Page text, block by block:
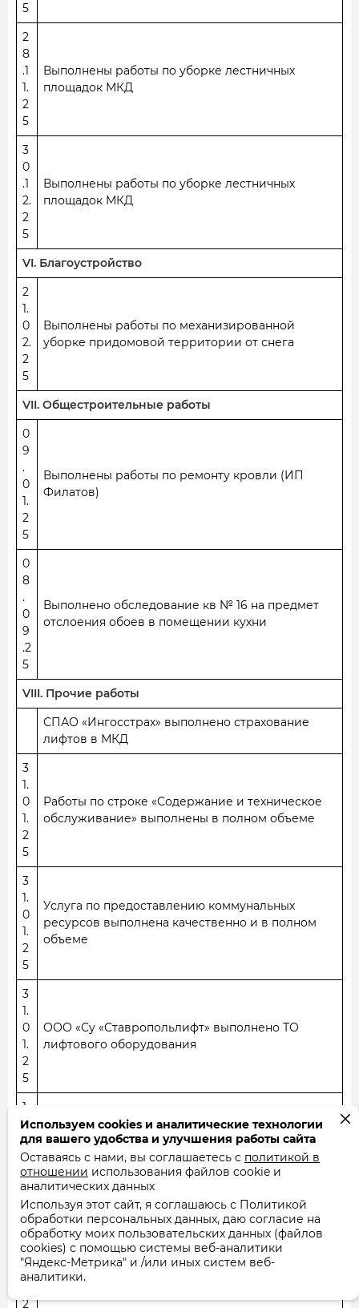
5
2
8
.1
1.
2
5
Выполнены работы по уборке лестничных
площадок МКД
3
0
.1
2.
2
5
Выполнены работы по уборке лестничных
площадок МКД
VI. Благоустройство
2
1.
0
2.
2
5
Выполнены работы по механизированной
уборке придомовой территории от снега
VII. Общестроительные работы
0
9
.
0
1.
2
5
Выполнены работы по ремонту кровли (ИП
Филатов)
0
8
.
0
9
.2
5
Выполнено обследование кв № 16 на предмет
отслоения обоев в помещении кухни
VIII. Прочие работы
СПАО «Ингосстрах» выполнено страхование
лифтов в МКД
3
1.
0
1.
2
5
Работы по строке «Содержание и техническое
обслуживание» выполнены в полном объеме
3
1.
0
1.
2
5
Услуга по предоставлению коммунальных
ресурсов выполнена качественно и в полном
объеме
3
1.
0
1.
2
5
ООО «Су «Ставропольлифт» выполнено ТО
лифтового оборудования
1
3.
0
2.
2
5
ООО «Алкор» выполнена периодическая
проверка дымовых и вентилиционных каналов
от газоиспользующего оборудования и бытовых
печей
2
8
.
0
2
Работы по строке «Содержание и техническое
обслуживание» выполнены в полном объеме
Используем cookies и аналитические технологии
для вашего удобства и улучшения работы сайта
Оставаясь с нами, вы соглашаетесь с политикой в
отношении использования файлов cookie и
аналитических данных
Используя этот сайт, я соглашаюсь с Политикой
обработки персональных данных, даю согласие на
обработку моих пользовательских данных (файлов
cookies) с помощью системы веб-аналитики
"Яндекс-Метрика" и /или иных систем веб-
аналитики.